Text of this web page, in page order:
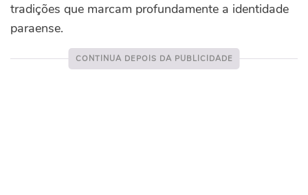
tradições que marcam profundamente a identidade
paraense.